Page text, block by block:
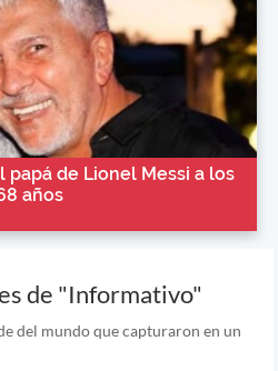
papá de Lionel Messi a los
años
de "Informativo"
del mundo que capturaron en un